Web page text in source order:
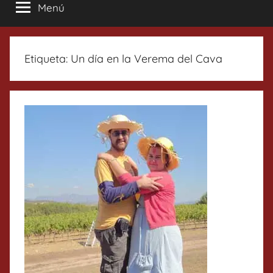
Menú
Etiqueta: Un día en la Verema del Cava